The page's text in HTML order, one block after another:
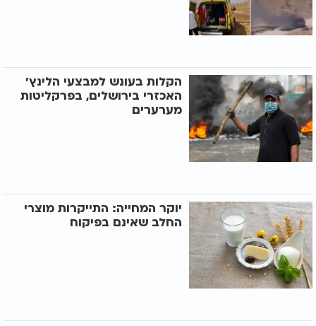
הקלות בעונש למבצעי הלינץ'
האכזרי בירושלים, בפרקליטות
מערערים
יוקר המחייה: התייקרות מוצרי
החלב שאינם בפיקוח